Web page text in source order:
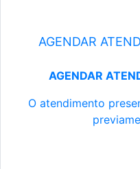
AGENDAR
AGENDAR
O atendimento